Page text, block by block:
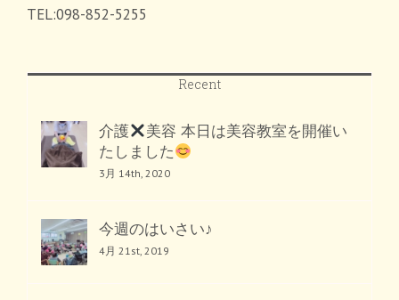
TEL:098-852-5255
Recent
介護
美容 本日は美容教室を開催い
たしました
3月 14th, 2020
今週のはいさい♪
4月 21st, 2019